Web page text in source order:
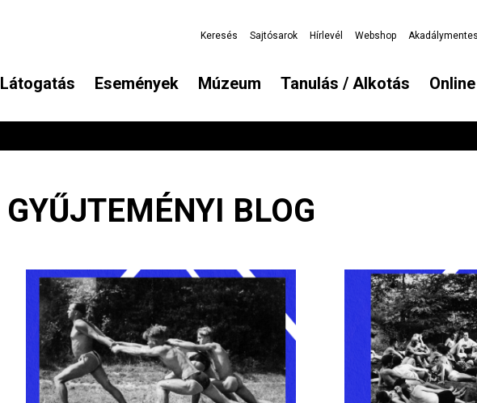
Keresés Sajtósarok Hírlevél Webshop Akadálymentes
Látogatás Események Múzeum Tanulás / Alkotás
GYŰJTEMÉNYI BLOG